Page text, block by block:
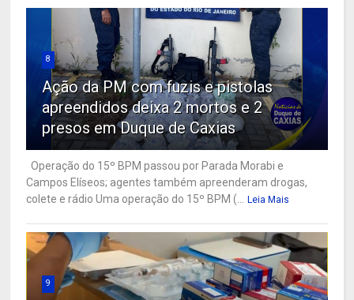
8
Ação da PM com fuzis e pistolas
apreendidos deixa 2 mortos e 2
presos em Duque de Caxias
Operação do 15º BPM passou por Parada Morabi e
Campos Elíseos; agentes também apreenderam drogas,
colete e rádio Uma operação do 15º BPM (...
Leia Mais
9